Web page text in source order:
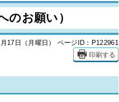
のお願い）
17日（月曜日） ページID：P122961
印刷する